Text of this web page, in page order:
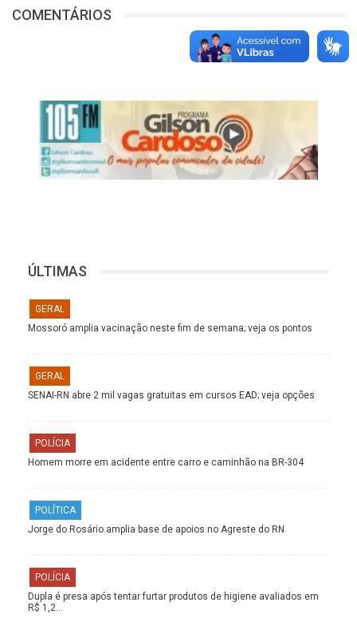
COMENTÁRIOS
ÚLTIMAS
GERAL
Mossoró amplia vacinação neste fim de semana; veja os pontos
GERAL
SENAI-RN abre 2 mil vagas gratuitas em cursos EAD; veja opções
POLÍCIA
Homem morre em acidente entre carro e caminhão na BR-304
POLÍTICA
Jorge do Rosário amplia base de apoios no Agreste do RN
POLÍCIA
Dupla é presa após tentar furtar produtos de higiene avaliados em
R$ 1,2…